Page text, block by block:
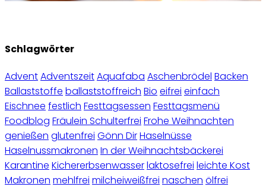
Schlagwörter
AdventAdventszeitAquafaba Aschenbrödel Backen
Ballaststoffe ballaststoffreich Bio eifrei einfach
Eischnee festlich Festtagsessen Festtagsmenü
Foodblog Fräulein Schulterfrei Frohe Weihnachten
genießen glutenfrei Gönn DirHaselnüsse
Haselnussmakronen In der Weihnachtsbäckerei
Karantine Kichererbsenwasserlaktosefrei leichte Kost
Makronen mehlfrei milcheiweißfrei naschen ölfrei